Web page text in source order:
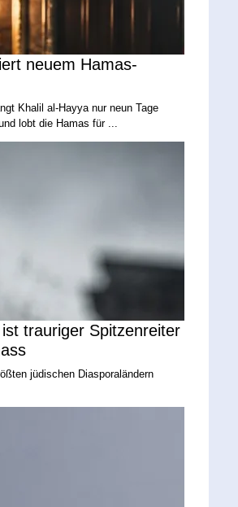
neuem Hamas-
Khalil al-Hayya nur neun Tage
lobt die Hamas für ...
trauriger Spitzenreiter
jüdischen Diasporaländern